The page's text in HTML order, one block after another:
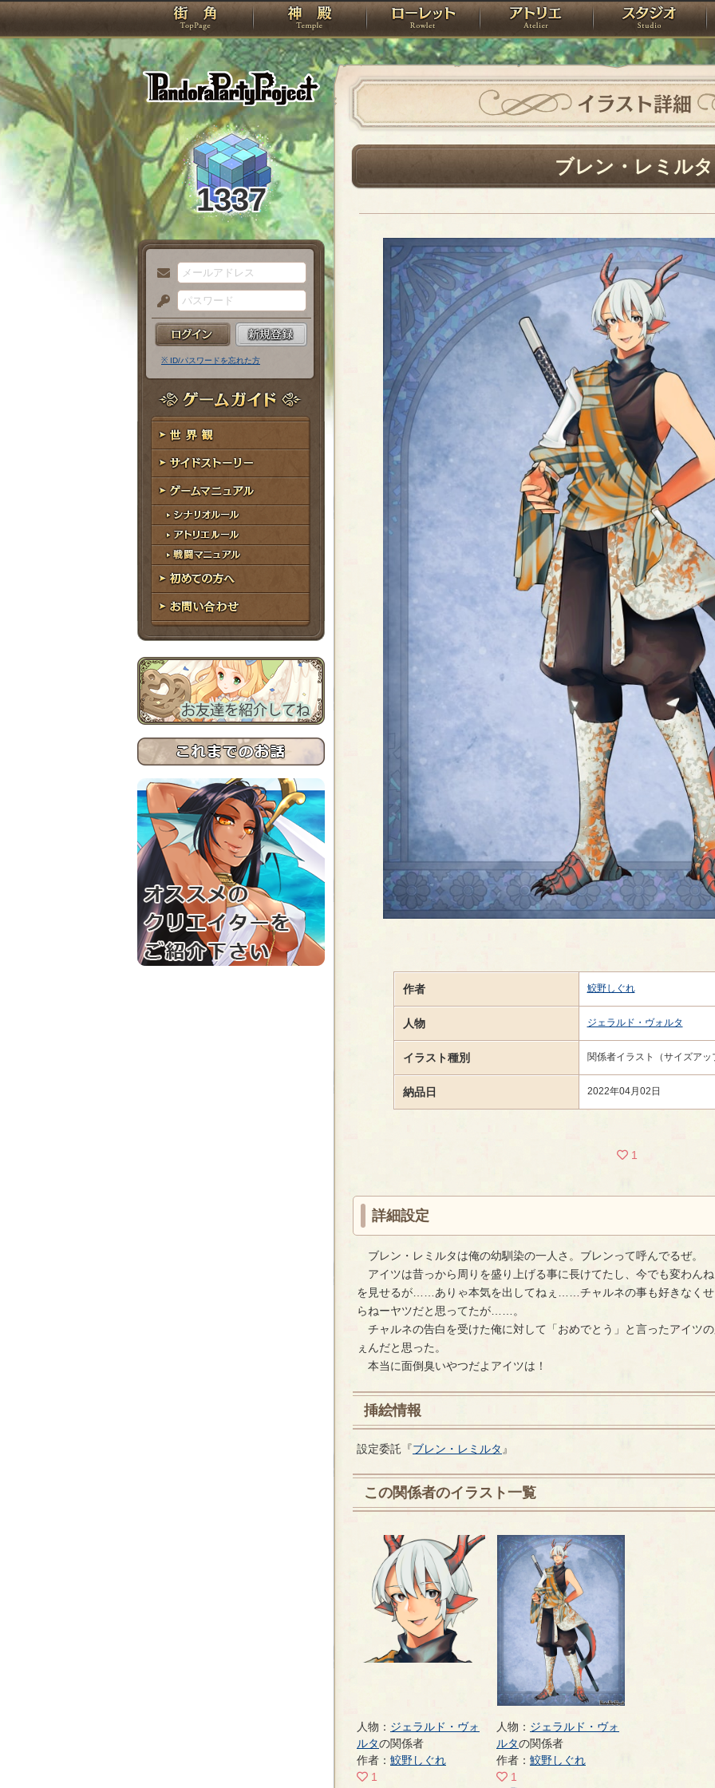
PandoraPartyProject
TOP 神殿 ローレット アトリエ
1337
メ
ー
ル
ア
ド
レ
ス
パ
ス
ー
ド
※ ID/パスワードを忘れた方
ゲームガイド
世界観
サイドストーリー
ゲームマニュアル
シナリオルール
アトリエルール
戦闘マニュアル
初めての方へ
お問い合わせ
イラスト詳細
ブレン・レミルタ
作者 鮫野しぐれ
人物 ジェラルド・ヴォルタ
イラスト種別 関係者イラスト（サイズアッ
納品日 2022年04月02日
1
詳細設定
ブレン・レミルタは俺の幼馴染の一人さ。ブレンって呼んでるぜ。
アイツは昔っから周りを盛り上げる事に長けてたし、今でも変わん
を見せるが……ありゃ本気を出してねぇ……チャルネの事も好きなくせ
らねーヤツだと思ってたが……。
チャルネの告白を受けた俺に対して「おめでとう」と言ったアイツ
ぇんだと思った。
本当に面倒臭いやつだよアイツは！
挿絵情報
設定委託『ブレン・レミルタ』
この関係者のイラスト一覧
人物： ジェラルド・ヴォ
ルタの関係者
作者： 鮫野しぐれ
1
人物： ジェラルド・ヴォ
ルタの関係者
作者： 鮫野しぐれ
1